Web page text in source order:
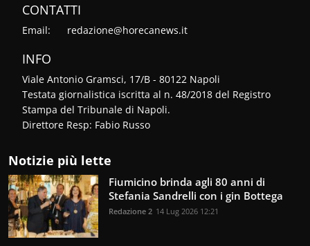
CONTATTI
Email: redazione@horecanews.it
INFO
Viale Antonio Gramsci, 17/B - 80122 Napoli
Testata giornalistica iscritta al n. 48/2018 del Registro
Stampa del Tribunale di Napoli.
Direttore Resp: Fabio Russo
Notizie più lette
Fiumicino brinda agli 80 anni di
Stefania Sandrelli con i gin Bottega
Redazione 2 14 Lug 2026 12:21